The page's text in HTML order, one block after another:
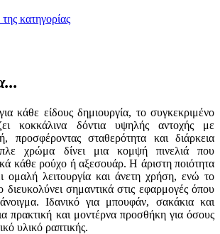
κατηγορίας
κάθε είδους δημιουργία, το συγκεκριμένο
κοκκάλινα δόντια υψηλής αντοχής με
προσφέροντας σταθερότητα και διάρκεια
χρώμα δίνει μια κομψή πινελιά που
κάθε ρούχο ή αξεσουάρ. Η άριστη ποιότητα
ομαλή λειτουργία και άνετη χρήση, ενώ το
διευκολύνει σημαντικά στις εφαρμογές όπου
Ιδανικό για μπουφάν, σακάκια και
πρακτική και μοντέρνα προσθήκη για όσους
υλικό ραπτικής.